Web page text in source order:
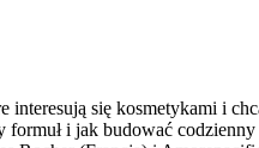
interesują się kosmetykami i
formuł i jak budować